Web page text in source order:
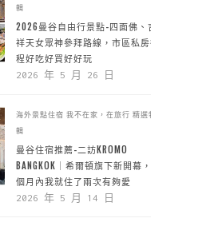
輯
2026曼谷自由行景點-四面佛、吉
祥天女眾神參拜路線，市區私房行
程好吃好買好好玩
2026 年 5 月 26 日
海外景點住宿 我不在家，在旅行 精選特
輯
曼谷住宿推薦-二訪KROMO
BANGKOK｜希爾頓旗下新開幕，一
個月內我就住了兩次有夠愛
2026 年 5 月 14 日